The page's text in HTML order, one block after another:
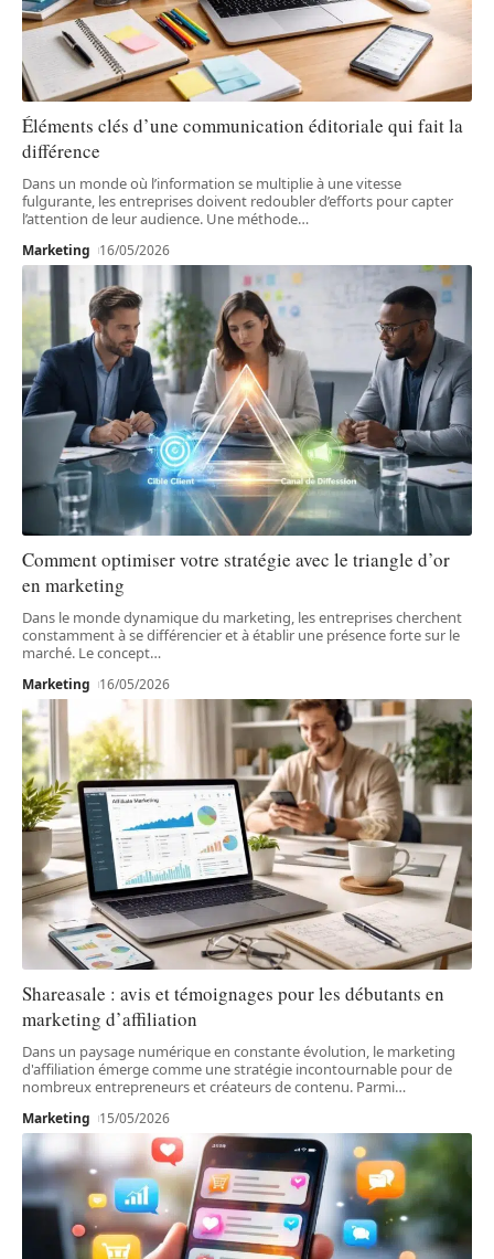
Éléments clés d’une communication éditoriale qui fait la
différence
Dans un monde où l’information se multiplie à une vitesse
fulgurante, les entreprises doivent redoubler d’efforts pour capter
l’attention de leur audience. Une méthode…
Marketing 16/05/2026
Comment optimiser votre stratégie avec le triangle d’or
en marketing
Dans le monde dynamique du marketing, les entreprises cherchent
constamment à se différencier et à établir une présence forte sur le
marché. Le concept…
Marketing 16/05/2026
Shareasale : avis et témoignages pour les débutants en
marketing d’affiliation
Dans un paysage numérique en constante évolution, le marketing
d'affiliation émerge comme une stratégie incontournable pour de
nombreux entrepreneurs et créateurs de contenu. Parmi…
Marketing 15/05/2026